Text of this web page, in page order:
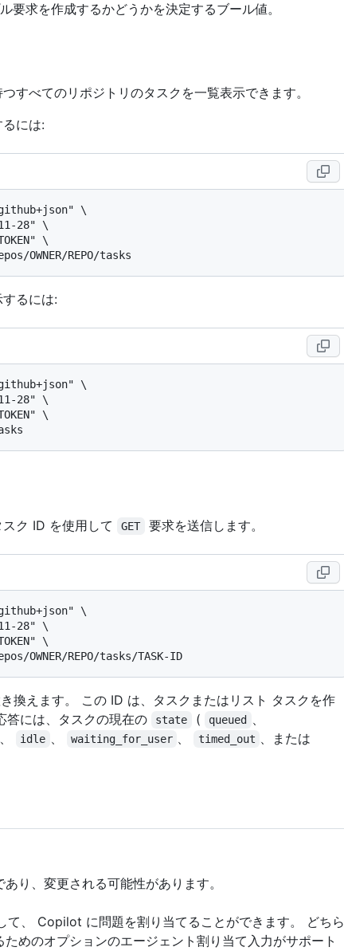
要求を作成するかどうかを決定するブール値。
すべてのリポジトリのタスクを一覧表示できます。
には:
\
るには:
\
ク ID を使用して GET 要求を送信します。
\
換えます。 この ID は、タスクまたはリスト タスクを作
答には、タスクの現在の
state ( queued 、
、 idle 、 waiting_for_user 、 timed_out 、または
り、変更される可能性があります。
て、 Copilot に問題を割り当てることができます。 どちら
めのオプションのエージェント割り当て入力がサポート